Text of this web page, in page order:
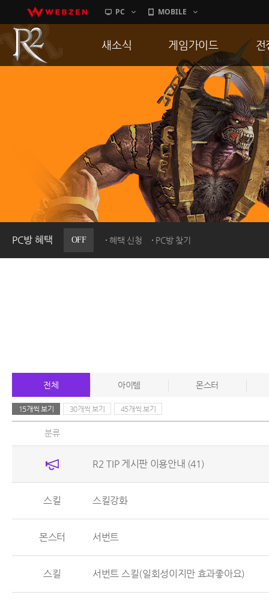
PC MOBILE
PC방 혜택 OFF 혜택 신청 PC방 찾기
새소식
이벤트
히스토리
PC방으로간다
게임가이드
게임 특징
서버가이드
신병훈련소
세부가이드
통합보급센터
전
통
공
전체 아이템 몬스터
15개씩 보기 30개씩 보기 45개씩 보기
분류
R2 TIP 게시판 이용안내 (41)
스킬 스킬강화
몬스터 서번트
스킬 서번트 스킬(일회성이지만 효과좋아요)